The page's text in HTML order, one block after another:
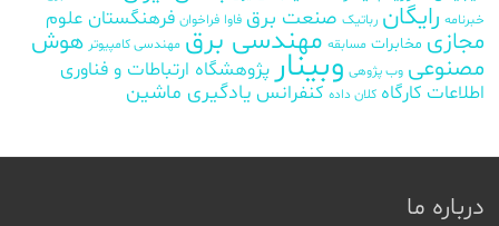
خبرنامه رایگان رباتیک صنعت برق فاوا فراخوان فرهنگستان علوم
مجازی مخابرات مسابقه مهندسی برق مهندسی کامپیوتر هوش
مصنوعی وب پژوهی وبینارپژوهشگاه ارتباطات و فناوری
اطلاعات کارگاه کلان داده کنفرانس یادگیری ماشین
درباره ما